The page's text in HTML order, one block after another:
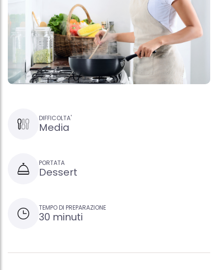
DIFFICOLTA'
Media
PORTATA
Dessert
TEMPO DI PREPARAZIONE
30 minuti